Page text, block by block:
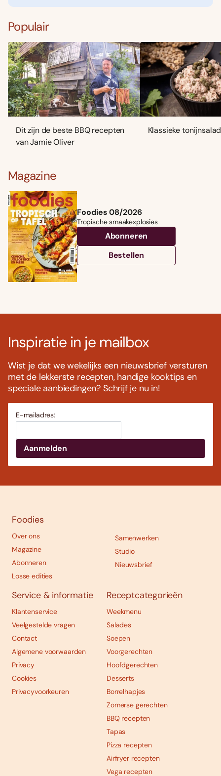
Populair
Dit zijn de beste BBQ recepten
van Jamie Oliver
Klassieke
Magazine
Foodies 08/2026
Tropische smaakexplosies
Abonneren
Bestellen
Inspiratie in je mailbox
Wist je dat we wekelijks een nieuwsbrief versturen
met de lekkerste recepten, handige kooktips en
speciale aanbiedingen? Schrijf je nu in!
E-mailadres:
Foodies
Over ons
Magazine
Abonneren
Losse edities
Samenwerken
Studio
Nieuwsbrief
Service & informatie
Klantenservice
Veelgestelde vragen
Contact
Algemene voorwaarden
Privacy
Cookies
Privacyvoorkeuren
Receptcategorieën
Weekmenu
Salades
Soepen
Voorgerechten
Hoofdgerechten
Desserts
Borrelhapjes
Zomerse gerechten
BBQ recepten
Tapas
Pizza recepten
Airfryer recepten
Vega recepten